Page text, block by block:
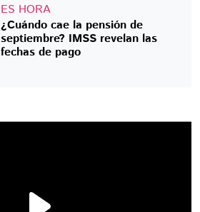
ES HORA
¿Cuándo cae la pensión de
septiembre? IMSS revelan las
fechas de pago